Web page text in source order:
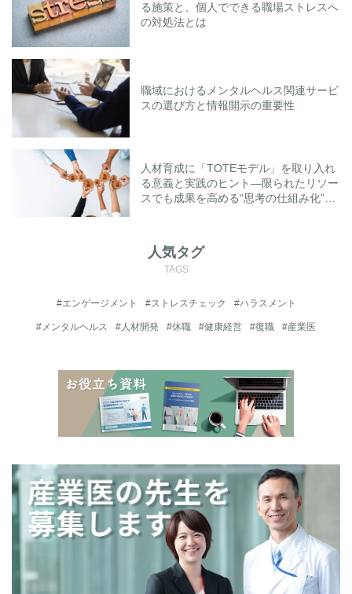
る施策と、個人でできる職場ストレスへ
の対処法とは
職域におけるメンタルヘルス関連サービ
スの選び方と情報開示の重要性
人材育成に「TOTEモデル」を取り入れ
る意義と実践のヒント―限られたリソー
スでも成果を高める“思考の仕組み化”と
人気タグ
TAGS
#エンゲージメント #ストレスチェック #ハラスメント
#メンタルヘルス #人材開発 #休職 #健康経営 #復職 #産業医